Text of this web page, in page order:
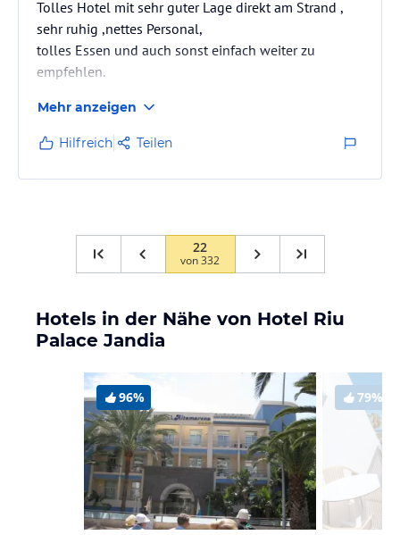
Tolles Hotel mit sehr guter Lage direkt am Strand ,
sehr ruhig ,nettes Personal,
tolles Essen und auch sonst einfach weiter zu
empfehlen.
könnte etwas länger sein. Zumindest bis 23:00 Uhr
Mehr anzeigen
Hilfreich Teilen
22
von332
Hotels in der Nähe von Hotel Riu
Palace Jandia
96% 79%